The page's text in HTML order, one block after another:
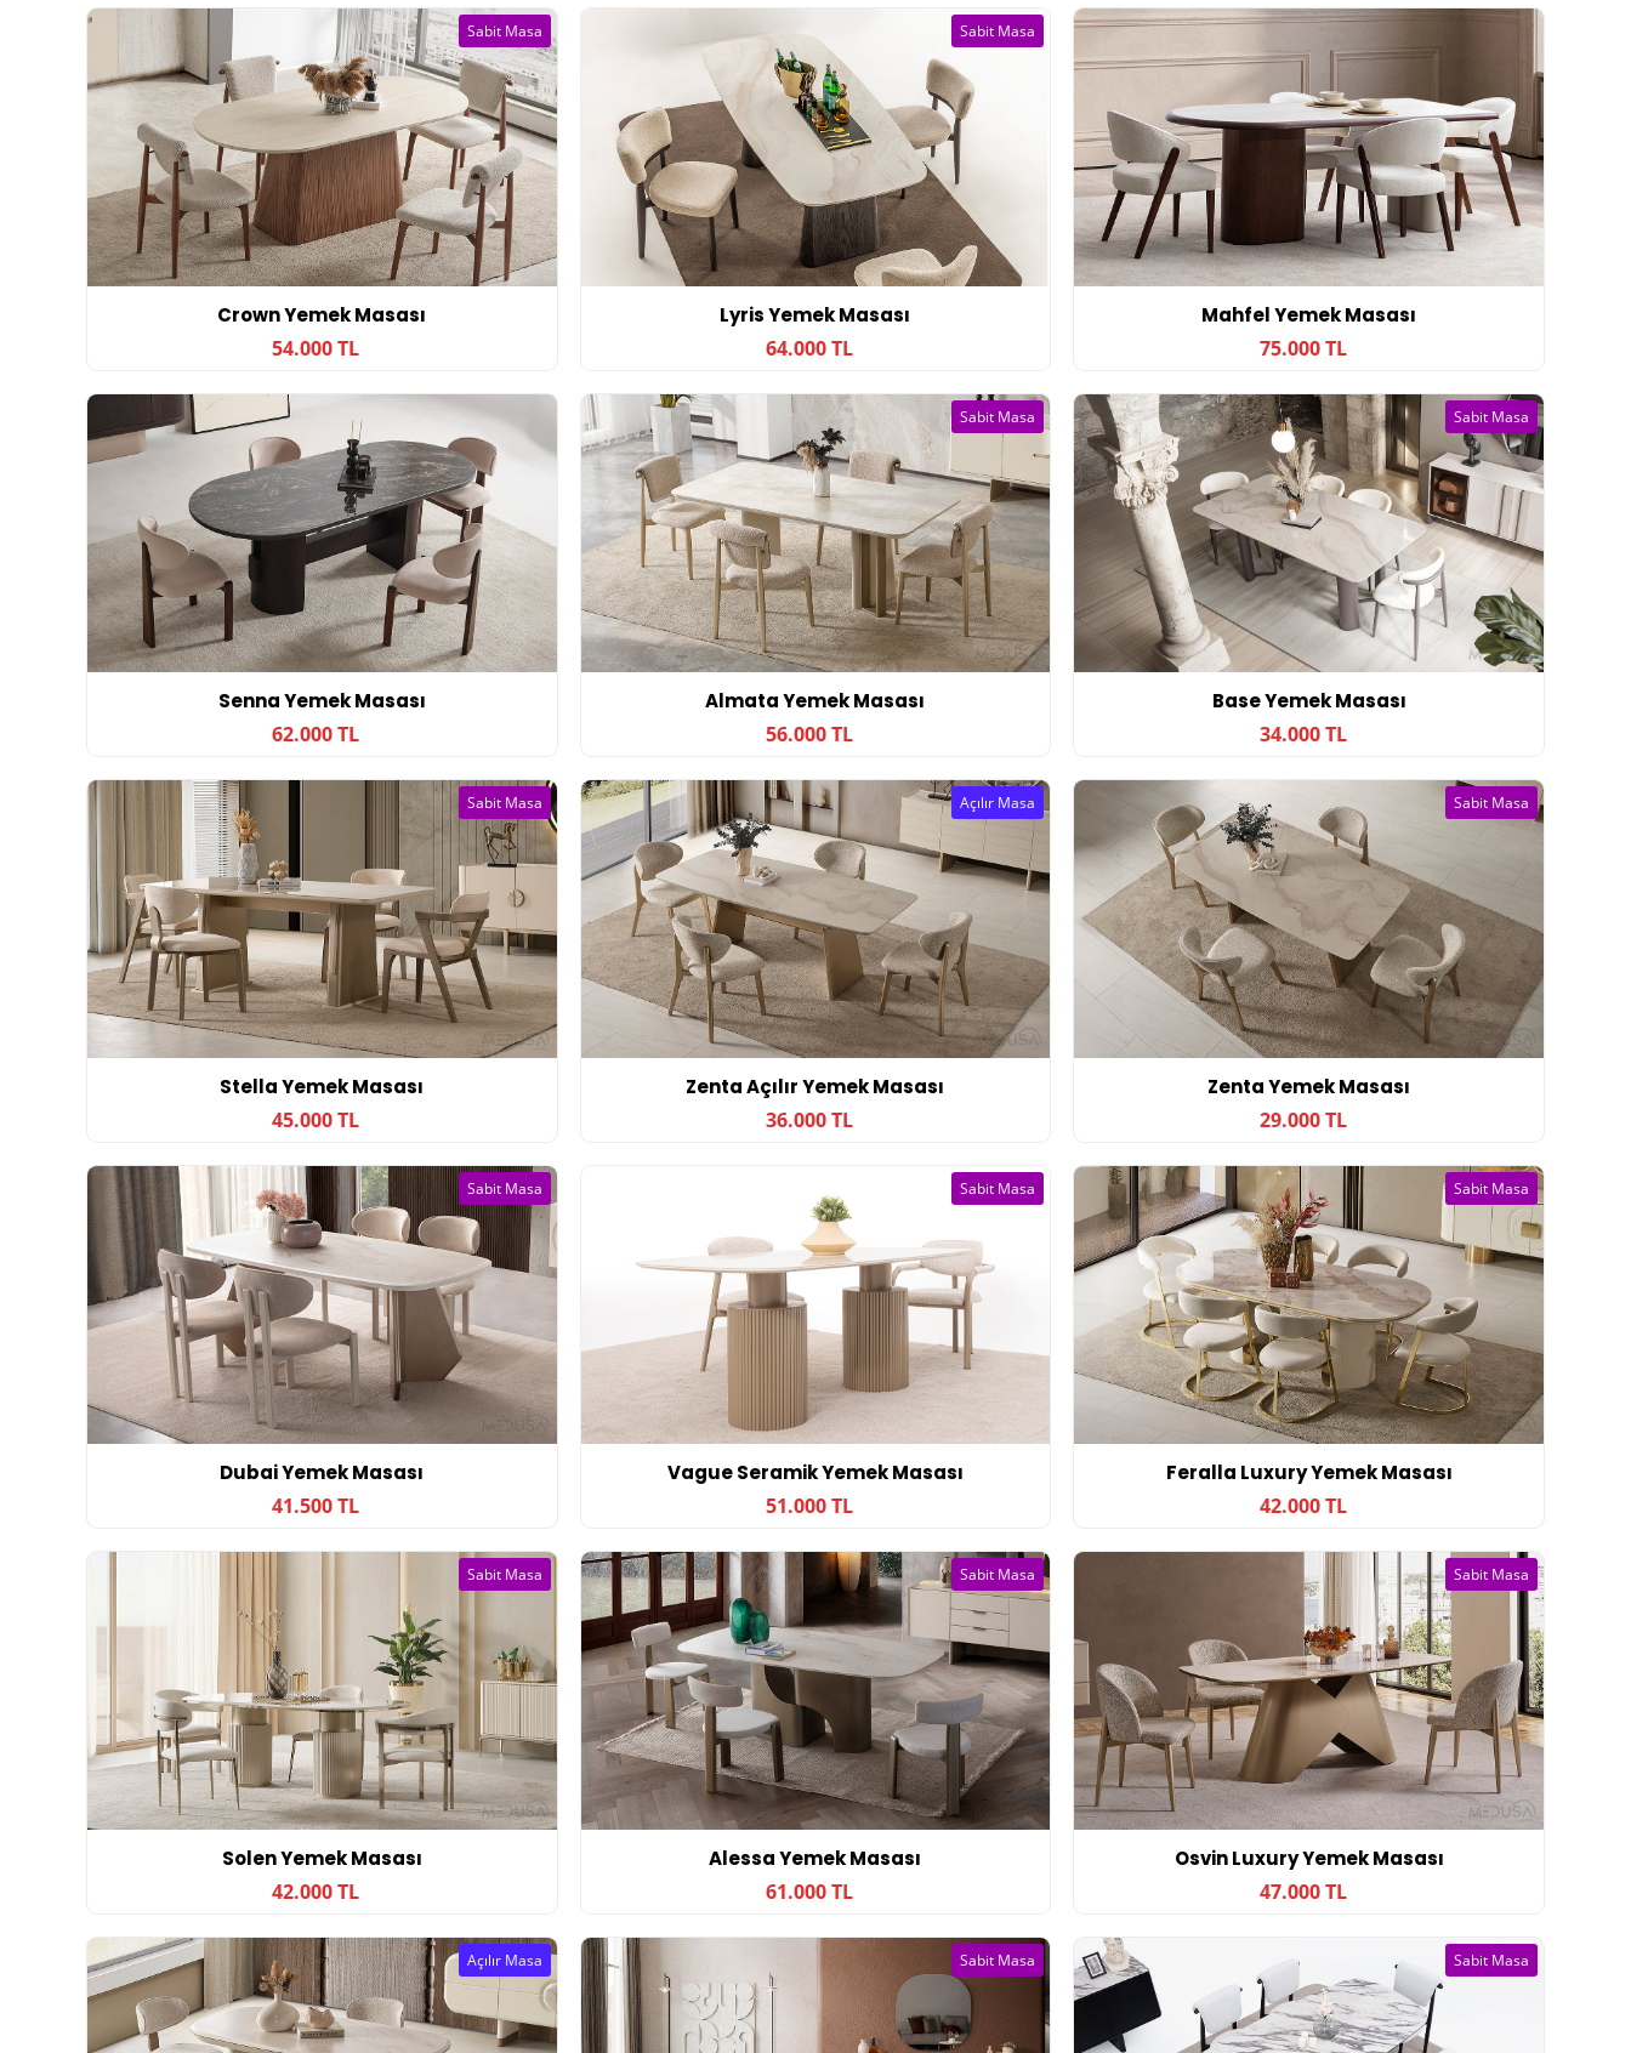
Crown Yemek Masası
54.000 TL
Sabit Masa
Lyris Yemek Masası
64.000 TL
Sabit Masa
Mahfel Yemek Masası
75.000 TL
Senna Yemek Masası
62.000 TL
Almata Yemek Masası
56.000 TL
Sabit Masa
Base Yemek Masası
34.000 TL
Sabit Masa
Stella Yemek Masası
45.000 TL
Sabit Masa
Zenta Açılır Yemek Masası
36.000 TL
Açılır Masa
Zenta Yemek Masası
29.000 TL
Sabit Masa
Dubai Yemek Masası
41.500 TL
Sabit Masa
Vague Seramik Yemek Masası
51.000 TL
Sabit Masa
Feralla Luxury Yemek Masası
42.000 TL
Sabit Masa
Solen Yemek Masası
42.000 TL
Sabit Masa
Alessa Yemek Masası
61.000 TL
Sabit Masa
Osvin Luxury Yemek Masası
47.000 TL
Sabit Masa
Açılır Masa Sabit Masa Sabit Masa